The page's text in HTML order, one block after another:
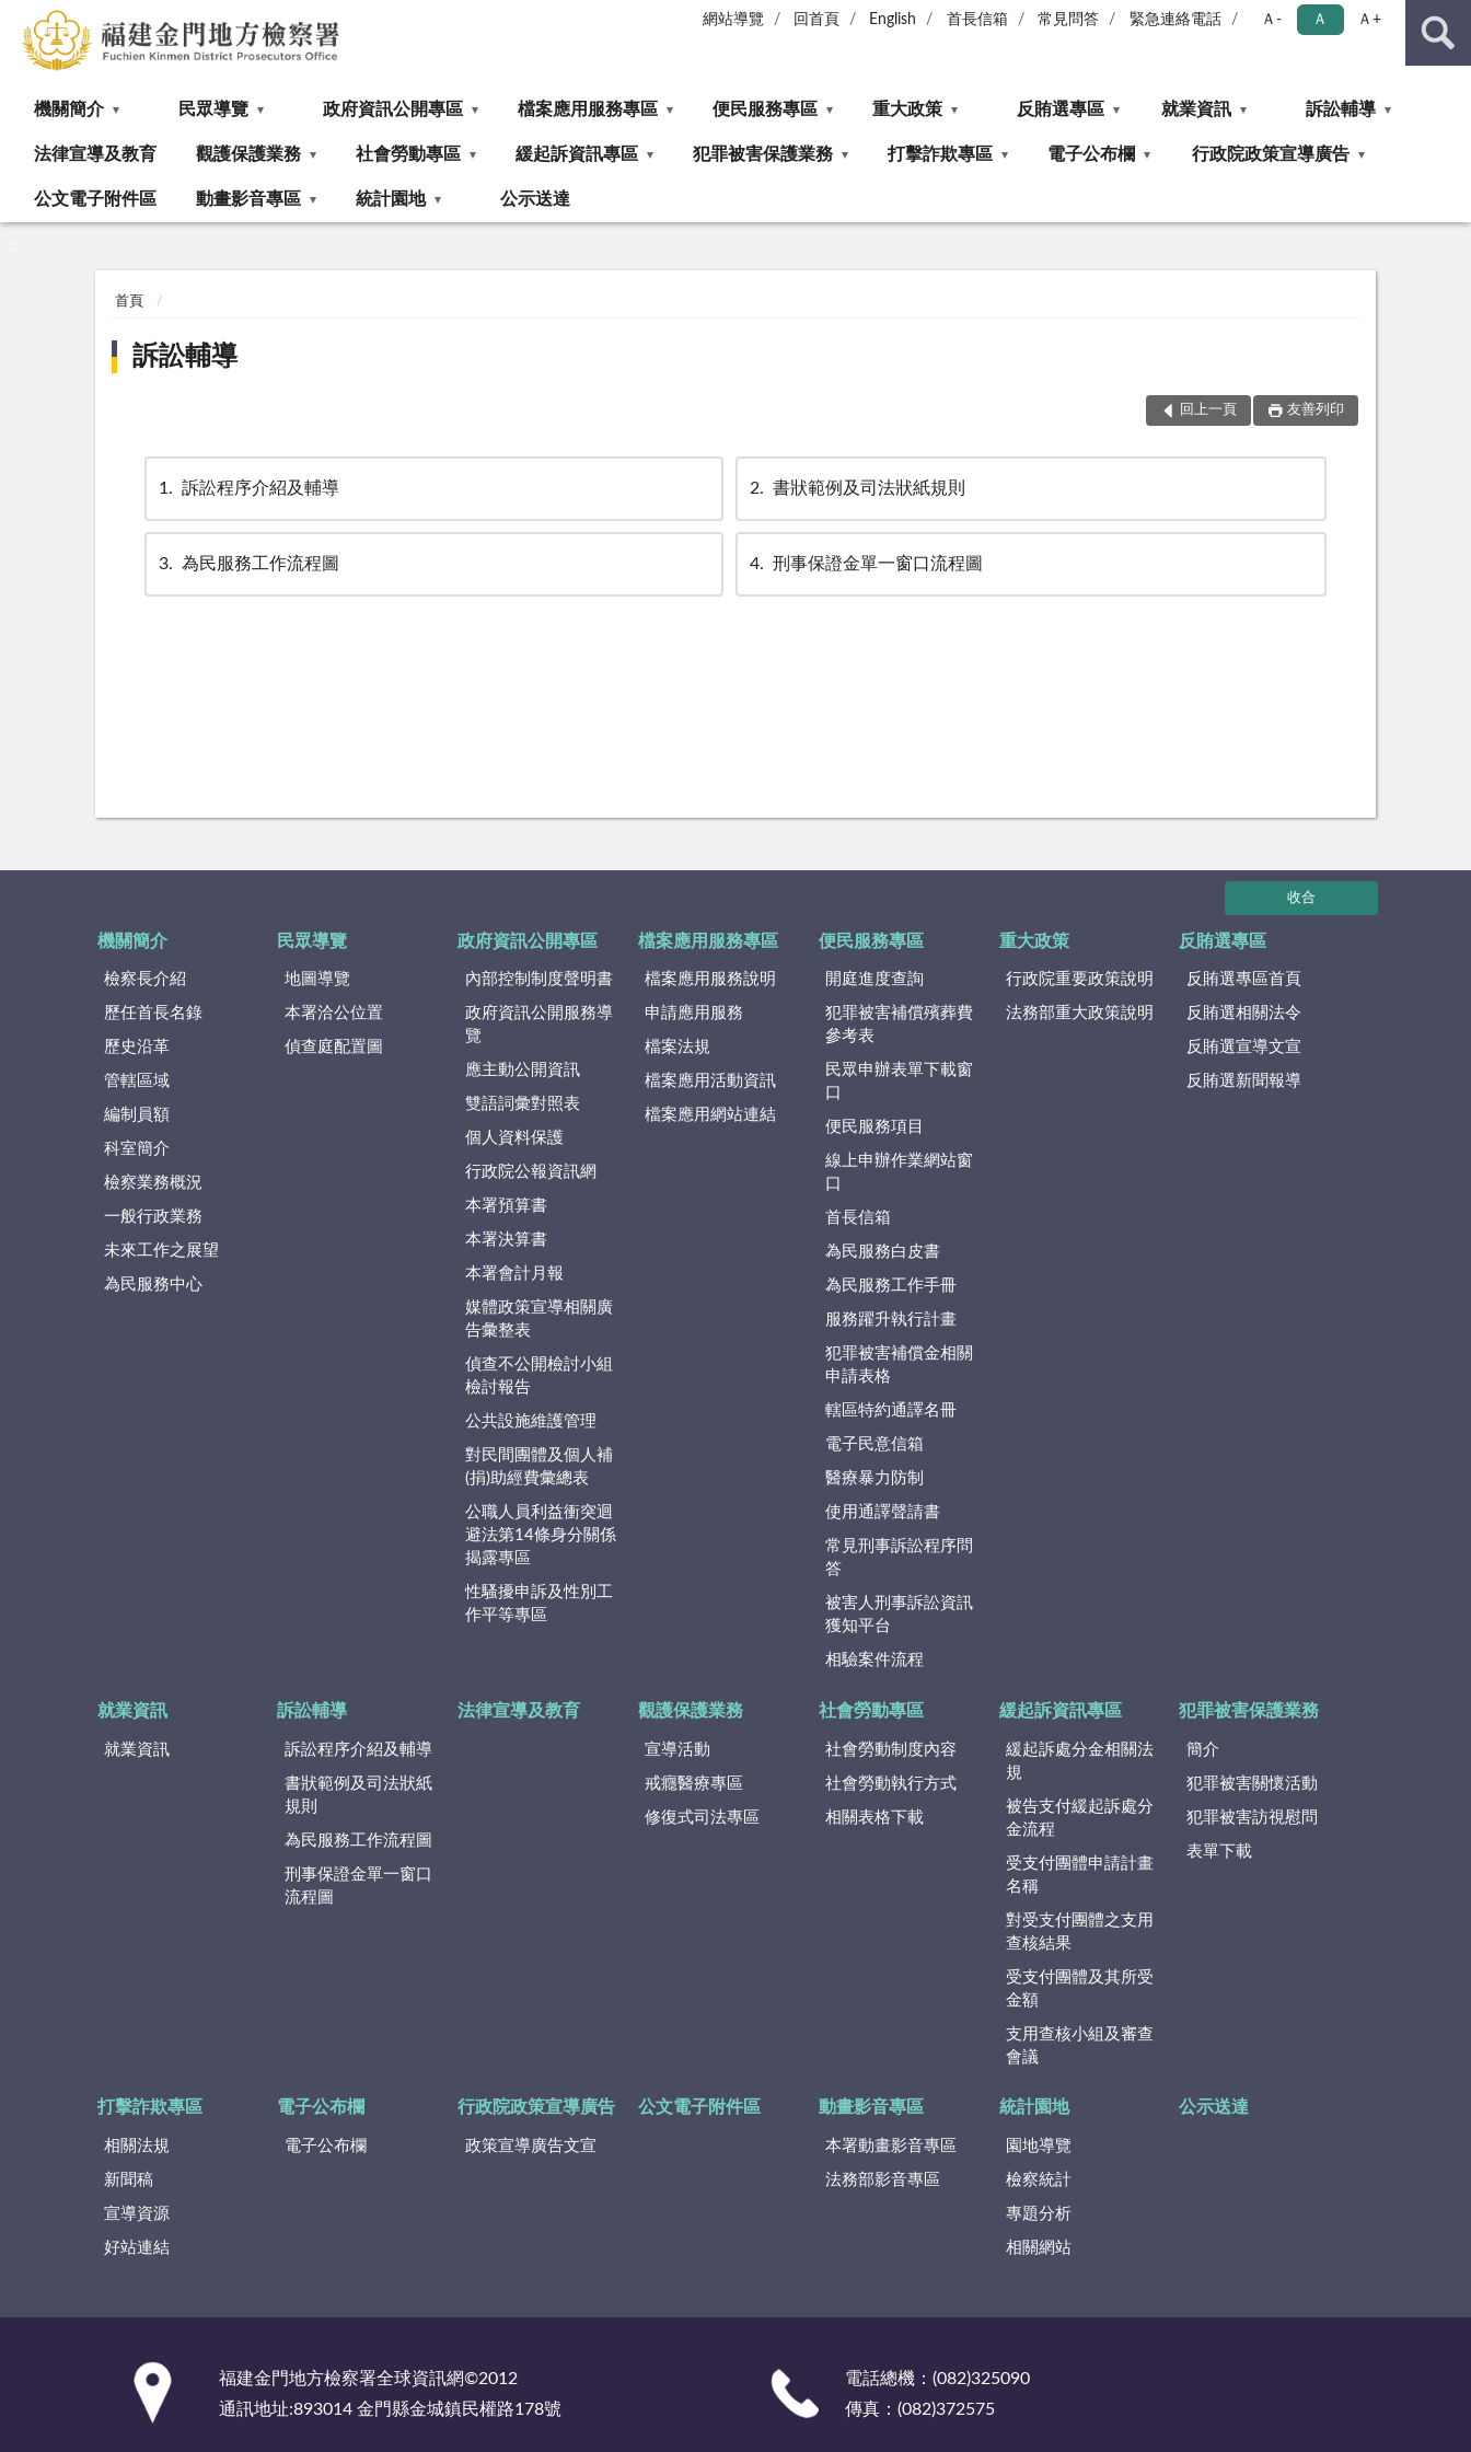
網站導覽 回首頁 English 首長信箱 常見問答 緊急連絡電話 Ａ- Ａ Ａ+
機關簡介 民眾導覽 政府資訊公開專區 檔案應用服務專區 便民服務專區 重大政策 反賄選專區 就業資訊 訴訟輔導
法律宣導及教育 觀護保護業務 社會勞動專區 緩起訴資訊專區 犯罪被害保護業務 打擊詐欺專區 電子公布欄 行政院政策宣導廣告
公文電子附件區 動畫影音專區 統計園地 公示送達
首頁
訴訟輔導
回上一頁 友善列印
1 訴訟程序介紹及輔導 2 書狀範例及司法狀紙規則
3 為民服務工作流程圖 4 刑事保證金單一窗口流程圖
收合
機關簡介
檢察長介紹
歷任首長名錄
歷史沿革
管轄區域
編制員額
科室簡介
檢察業務概況
一般行政業務
未來工作之展望
為民服務中心
民眾導覽
地圖導覽
本署洽公位置
偵查庭配置圖
政府資訊公開專區
內部控制制度聲明書
政府資訊公開服務導
覽
應主動公開資訊
雙語詞彙對照表
個人資料保護
行政院公報資訊網
本署預算書
本署決算書
本署會計月報
媒體政策宣導相關廣
告彙整表
偵查不公開檢討小組
檢討報告
公共設施維護管理
對民間團體及個人補
(捐)助經費彙總表
公職人員利益衝突迴
避法第14條身分關係
揭露專區
性騷擾申訴及性別工
作平等專區
檔案應用服務專區
檔案應用服務說明
申請應用服務
檔案法規
檔案應用活動資訊
檔案應用網站連結
便民服務專區
開庭進度查詢
犯罪被害補償殯葬費
參考表
民眾申辦表單下載窗
口
便民服務項目
線上申辦作業網站窗
口
首長信箱
為民服務白皮書
為民服務工作手冊
服務躍升執行計畫
犯罪被害補償金相關
申請表格
轄區特約通譯名冊
電子民意信箱
醫療暴力防制
使用通譯聲請書
常見刑事訴訟程序問
答
被害人刑事訴訟資訊
獲知平台
相驗案件流程
重大政策
行政院重要政策說明
法務部重大政策說明
反賄選專區
反賄選專區首頁
反賄選相關法令
反賄選宣導文宣
反賄選新聞報導
就業資訊
就業資訊
訴訟輔導
訴訟程序介紹及輔導
書狀範例及司法狀紙
規則
為民服務工作流程圖
刑事保證金單一窗口
流程圖
法律宣導及教育 觀護保護業務
宣導活動
戒癮醫療專區
修復式司法專區
社會勞動專區
社會勞動制度內容
社會勞動執行方式
相關表格下載
緩起訴資訊專區
緩起訴處分金相關法
規
被告支付緩起訴處分
金流程
受支付團體申請計畫
名稱
對受支付團體之支用
查核結果
受支付團體及其所受
金額
支用查核小組及審查
會議
犯罪被害保護業務
簡介
犯罪被害關懷活動
犯罪被害訪視慰問
表單下載
打擊詐欺專區
相關法規
新聞稿
宣導資源
好站連結
電子公布欄
電子公布欄
行政院政策宣導廣告
政策宣導廣告文宣
公文電子附件區 動畫影音專區
本署動畫影音專區
法務部影音專區
統計園地
園地導覽
檢察統計
專題分析
相關網站
公示送達
福建金門地方檢察署全球資訊網©2012
通訊地址:893014 金門縣金城鎮民權路178號
電話總機：(082)325090
傳真：(082)372575